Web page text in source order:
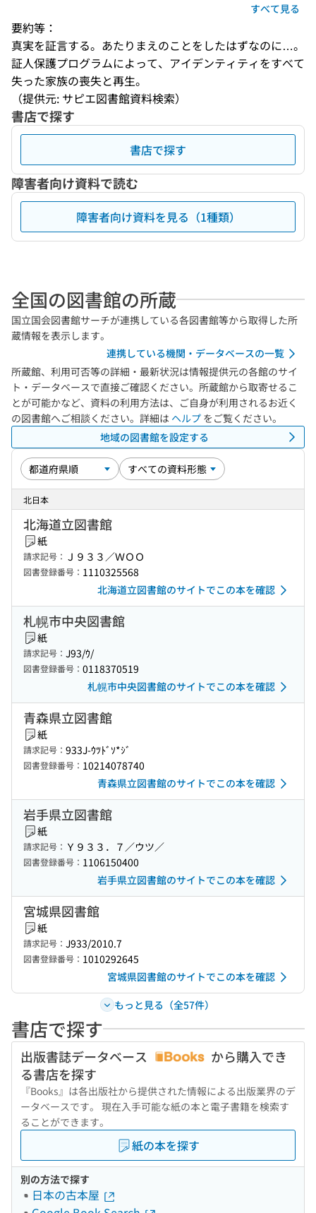
すべて見る
要約等：
真実を証言する。あたりまえのことをしたはずなのに…。
証人保護プログラムによって、アイデンティティをすべて
失った家族の喪失と再生。
（提供元: サピエ図書館資料検索）
書店で探す
書店で探す
障害者向け資料で読む
障害者向け資料を見る（1種類）
全国の図書館の所蔵
国立国会図書館サーチが連携している各図書館等から取得した所
蔵情報を表示します。
連携している機関・データベースの一覧
所蔵館、利用可否等の詳細・最新状況は情報提供元の各館のサイ
ト・データベースで直接ご確認ください。所蔵館から取寄せるこ
とが可能かなど、資料の利用方法は、ご自身が利用されるお近く
の図書館へご相談ください。詳細は ヘルプ をご覧ください。
地域の図書館を設定する
北日本
北海道立図書館
紙
請求記号： Ｊ９３３／ＷＯＯ
図書登録番号： 1110325568
北海道立図書館のサイトでこの本を確認
札幌市中央図書館
紙
請求記号： J93/ｳ/
図書登録番号： 0118370519
札幌市中央図書館のサイトでこの本を確認
青森県立図書館
紙
請求記号： 933J-ｳﾂﾄﾞｿ*ｼﾞ
図書登録番号： 10214078740
青森県立図書館のサイトでこの本を確認
岩手県立図書館
紙
請求記号： Ｙ９３３．７／ウツ／
図書登録番号： 1106150400
岩手県立図書館のサイトでこの本を確認
宮城県図書館
紙
請求記号： J933/2010.7
図書登録番号： 1010292645
宮城県図書館のサイトでこの本を確認
もっと見る（全57件）
書店で探す
出版書誌データベース
から購入でき
る書店を探す
『Books』は各出版社から提供された情報による出版業界のデ
ータベースです。 現在入手可能な紙の本と電子書籍を検索す
ることができます。
紙の本を探す
別の方法で探す
日本の古本屋